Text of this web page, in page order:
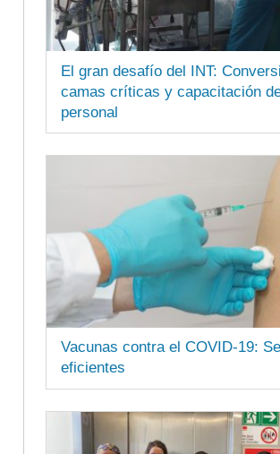
El gran desafío del INT:
camas críticas y capacitación
personal
Vacunas contra el COVID-19:
eficientes